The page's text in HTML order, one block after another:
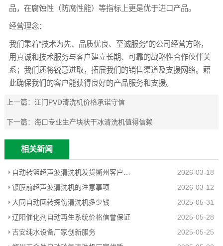
品，在腐蚀性（防腐性能）等指标上更是优于进口产品。
经营理念：
我们秉着“技术为先、品质优良、至诚服务”的公司经营方略，
用真诚和技术服务与客户建立长期、可靠的战略性合作伙伴关
系；我们还将锐意进取，拓展我们的销售渠道及支援网络。藉
此确保我们的客户能获得良好的产品服务和支援。
上一篇： 江门PVD清洗机价格承诺守信
下一篇： 海口专业生产块状干冰清洗机值得信赖
相关新闻
2026-03-18
镀膜前超声波清洗机的注意事项
2026-03-12
大同自动回转探伤清洗机多少钱
2025-05-31
辽阳催化剂自动再生系统价格信誉保证
2025-05-28
吉安纯水设备厂家创新服务
2025-05-25